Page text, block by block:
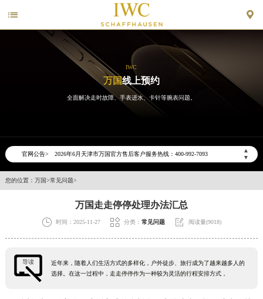
 
IWC
万国线上预约
全面解决走时故障、手表进水、卡针等腕表问题。
官网公告>
▲
▼
2026年6月天津市万国官方售后客户服务热线：400-992-7093
2026年6月万国售后服务中心最新网点地址：
节假日正常营业！
您的位置： 万国>常见问题>
万国走走停停处理办法汇总
 时间：2025-11-27  分类： 常见问题  阅读量(9018)
导读
近年来，随着人们生活方式的多样化，户外徒步、旅行成为了越来越多人的
选择。在这一过程中，走走停停作为一种较为灵活的行程安排方式，